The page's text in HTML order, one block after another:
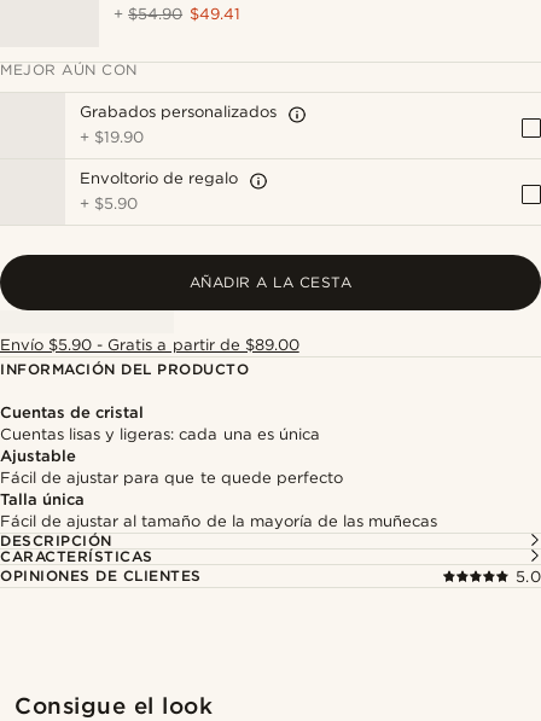
+$54.90 $49.41
MEJOR AÚN CON
Grabados personalizados
+ $19.90
Envoltorio de regalo
+ $5.90
AÑADIR A LA CESTA
Envío $5.90 - Gratis a partir de $89.00
INFORMACIÓN DEL PRODUCTO
Cuentas de cristal
Cuentas lisas y ligeras: cada una es única
Ajustable
Fácil de ajustar para que te quede perfecto
Talla única
Fácil de ajustar al tamaño de la mayoría de las muñecas
DESCRIPCIÓN
CARACTERÍSTICAS
OPINIONES DE CLIENTES
5.0
Consigue el look